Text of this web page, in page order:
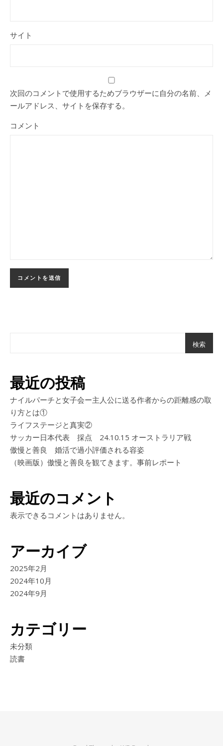
サイト
次回のコメントで使用するためブラウザーに自分の名前、メ
ールアドレス、サイトを保存する。
コメント
検索
最近の投稿
ナイルパーチと女子会ー主人公に送る作者からの距離感の取
り方とは①
ライフステージと真実②
サッカー日本代表 採点 24.10.15 オーストラリア戦
傲慢と善良 婚活で過小評価される容姿
（映画版）傲慢と善良を観てきます。事前レポート
最近のコメント
表示できるコメントはありません。
アーカイブ
2025年2月
2024年10月
2024年9月
カテゴリー
未分類
読書